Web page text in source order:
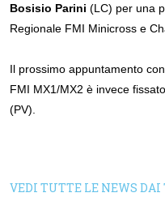
Bosisio Parini (LC) per una
Regionale FMI Minicross e
Il prossimo appuntamento
FMI MX1/MX2 è invece
(PV).
VEDI TUTTE LE NEWS DAI